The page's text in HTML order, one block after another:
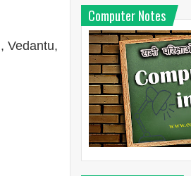
Vedantu,
Computer Notes